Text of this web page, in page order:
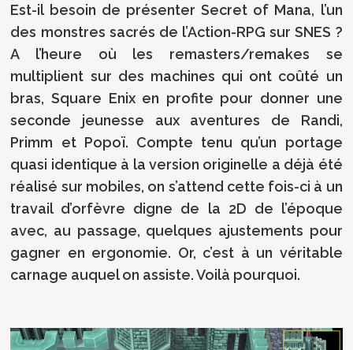
Est-il besoin de présenter Secret of Mana, l’un
des monstres sacrés de l’Action-RPG sur SNES ?
A l’heure où les remasters/remakes se
multiplient sur des machines qui ont coûté un
bras, Square Enix en profite pour donner une
seconde jeunesse aux aventures de Randi,
Primm et Popoï. Compte tenu qu’un portage
quasi identique à la version originelle a déjà été
réalisé sur mobiles, on s’attend cette fois-ci à un
travail d’orfèvre digne de la 2D de l’époque
avec, au passage, quelques ajustements pour
gagner en ergonomie. Or, c’est à un véritable
carnage auquel on assiste. Voilà pourquoi.